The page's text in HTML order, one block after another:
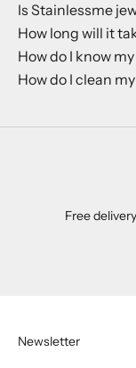
Is Stainlessme
How long will it
How do I know
How do I clean
Free
Newsletter